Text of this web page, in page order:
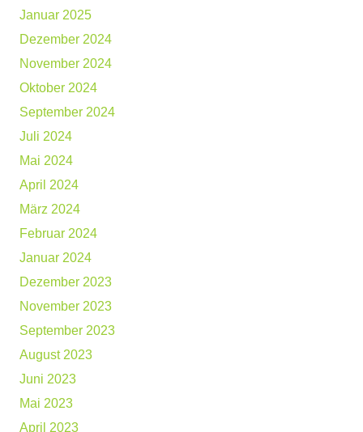
Januar 2025
Dezember 2024
November 2024
Oktober 2024
September 2024
Juli 2024
Mai 2024
April 2024
März 2024
Februar 2024
Januar 2024
Dezember 2023
November 2023
September 2023
August 2023
Juni 2023
Mai 2023
April 2023